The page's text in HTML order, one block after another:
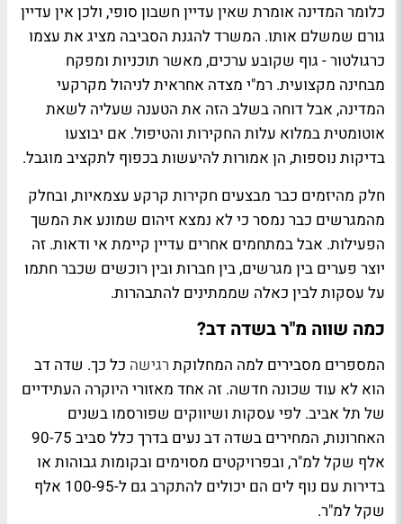
כלומר המדינה אומרת שאין עדיין חשבון סופי, ולכן אין עדיין
גורם שמשלם אותו. המשרד להגנת הסביבה מציג את עצמו
כרגולטור - גוף שקובע ערכים, מאשר תוכניות ומפקח
מבחינה מקצועית. רמ"י מצדה אחראית לניהול מקרקעי
המדינה, אבל דוחה בשלב הזה את הטענה שעליה לשאת
אוטומטית במלוא עלות החקירות והטיפול. אם יבוצעו
בדיקות נוספות, הן אמורות להיעשות בכפוף לתקציב מוגבל.
חלק מהיזמים כבר מבצעים חקירות קרקע עצמאיות, ובחלק
מהמגרשים כבר נמסר כי לא נמצא זיהום שמונע את המשך
הפעילות. אבל במתחמים אחרים עדיין קיימת אי ודאות. זה
יוצר פערים בין מגרשים, בין חברות ובין רוכשים שכבר חתמו
על עסקות לבין כאלה שממתינים להתבהרות.
כמה שווה מ"ר בשדה דב?
המספרים מסבירים למה המחלוקת רגישה כל כך. שדה דב
הוא לא עוד שכונה חדשה. זה אחד מאזורי היוקרה העתידיים
של תל אביב. לפי עסקות ושיווקים שפורסמו בשנים
האחרונות, המחירים בשדה דב נעים בדרך כלל סביב 90-75
אלף שקל למ"ר, ובפרויקטים מסוימים ובקומות גבוהות או
בדירות עם נוף לים הם יכולים להתקרב גם ל-100-95 אלף
שקל למ"ר.